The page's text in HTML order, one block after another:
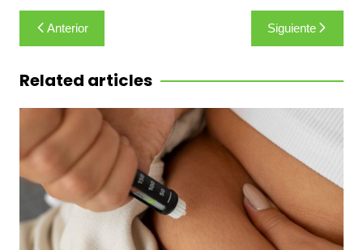
Navegación
de
entradas
Anterior Siguiente
Related articles